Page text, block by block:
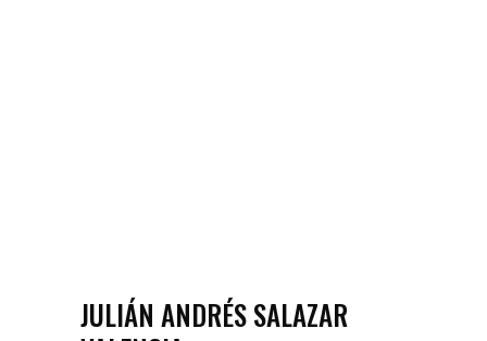
JULIÁN ANDRÉS SALAZAR